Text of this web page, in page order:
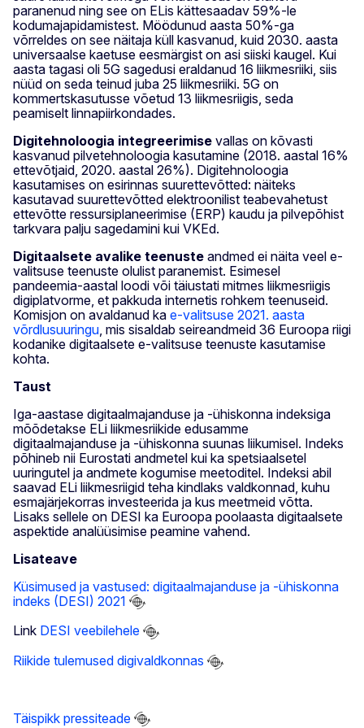
paranenud ning see on ELis kättesaadav 59%-le
kodumajapidamistest. Möödunud aasta 50%-ga
võrreldes on see näitaja küll kasvanud, kuid 2030. aasta
universaalse kaetuse eesmärgist on asi siiski kaugel. Kui
aasta tagasi oli 5G sagedusi eraldanud 16 liikmesriiki, siis
nüüd on seda teinud juba 25 liikmesriiki. 5G on
kommertskasutusse võetud 13 liikmesriigis, seda
peamiselt linnapiirkondades.
Digitehnoloogia integreerimise vallas on kõvasti
kasvanud pilvetehnoloogia kasutamine (2018. aastal 16%
ettevõtjaid, 2020. aastal 26%). Digitehnoloogia
kasutamises on esirinnas suurettevõtted: näiteks
kasutavad suurettevõtted elektroonilist teabevahetust
ettevõtte ressursiplaneerimise (ERP) kaudu ja pilvepõhist
tarkvara palju sagedamini kui VKEd.
Digitaalsete avalike teenuste andmed ei näita veel e-
valitsuse teenuste olulist paranemist. Esimesel
pandeemia-aastal loodi või täiustati mitmes liikmesriigis
digiplatvorme, et pakkuda internetis rohkem teenuseid.
Komisjon on avaldanud ka e-valitsuse 2021. aasta
võrdlusuuringu , mis sisaldab seireandmeid 36 Euroopa riigi
kodanike digitaalsete e-valitsuse teenuste kasutamise
kohta.
Taust
Iga-aastase digitaalmajanduse ja -ühiskonna indeksiga
mõõdetakse ELi liikmesriikide edusamme
digitaalmajanduse ja -ühiskonna suunas liikumisel. Indeks
põhineb nii Eurostati andmetel kui ka spetsiaalsetel
uuringutel ja andmete kogumise meetoditel. Indeksi abil
saavad ELi liikmesriigid teha kindlaks valdkonnad, kuhu
esmajärjekorras investeerida ja kus meetmeid võtta.
Lisaks sellele on DESI ka Euroopa poolaasta digitaalsete
aspektide analüüsimise peamine vahend.
Lisateave
Küsimused ja vastused: digitaalmajanduse ja -ühiskonna
indeks (DESI) 2021
Link DESI veebilehele
Riikide tulemused digivaldkonnas
Täispikk pressiteade